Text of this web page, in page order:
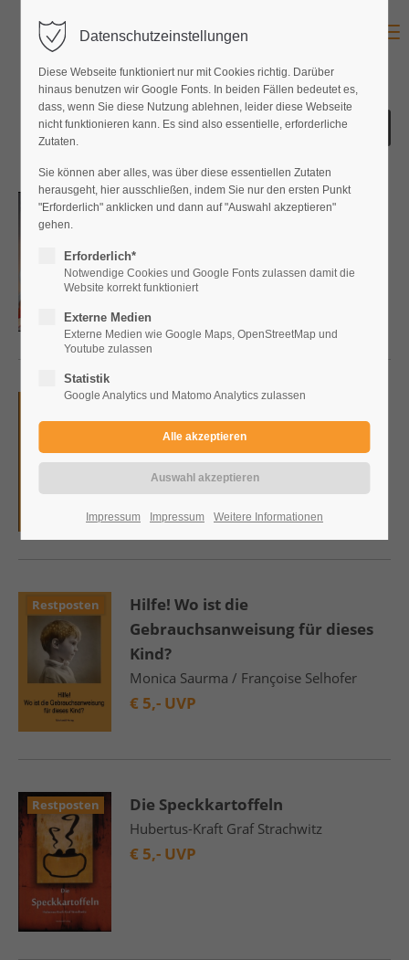
Restposten Spiegelzauber
€
Restposten
Mais où est le mode d'emploi
pour cet enfant?
Monica Saurma / Françoise Selhofer
5,- UVP
Restposten
Hilfe! Wo ist die
Gebrauchsanweisung für dieses
Kind?
Monica Saurma / Françoise Selhofer
€ 5,- UVP
Restposten Die Speckkartoffeln
Hubertus-Kraft Graf Strachwitz
€ 5,- UVP
Datenschutzeinstellungen
Diese Webseite funktioniert nur mit Cookies richtig. Darüber
hinaus benutzen wir Google Fonts. In beiden Fällen bedeutet es,
dass, wenn Sie diese Nutzung ablehnen, leider diese Webseite
nicht funktionieren kann. Es sind also essentielle, erforderliche
Zutaten.
Sie können aber alles, was über diese essentiellen Zutaten
herausgeht, hier ausschließen, indem Sie nur den ersten Punkt
"Erforderlich" anklicken und dann auf "Auswahl akzeptieren"
gehen.
Erforderlich*
Notwendige Cookies und Google Fonts zulassen damit die
Website korrekt funktioniert
Externe Medien
Externe Medien wie Google Maps, OpenStreetMap und
Youtube zulassen
Statistik
Google Analytics und Matomo Analytics zulassen
Impressum Impressum Weitere Informationen